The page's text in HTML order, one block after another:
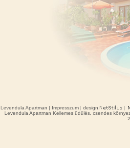
Levendula Apartman | Impresszum | design.
|
Levendula Apartman Kellemes üdülés, csendes